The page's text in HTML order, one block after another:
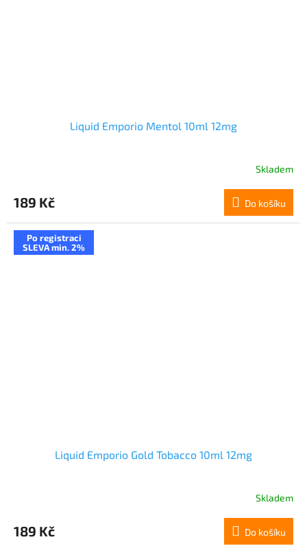
Liquid Emporio Mentol 10ml 12mg
Skladem
189 Kč Do košíku
Po registraci
SLEVA min. 2%
Liquid Emporio Gold Tobacco 10ml 12mg
Skladem
189 Kč Do košíku